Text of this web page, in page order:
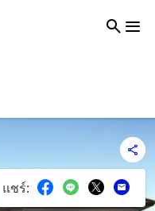
แชร์: